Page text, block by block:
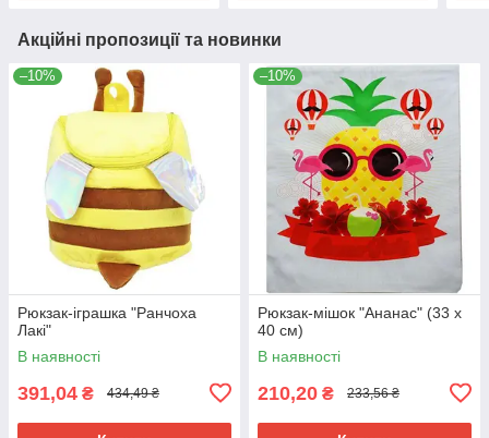
Акційні пропозиції та новинки
–10%
Рюкзак-іграшка "Ранчоха
Лакі"
В наявності
391,04 ₴ 434,49 ₴
–10%
Рюкзак-мішок "Ананас" (33 х
40 см)
В наявності
210,20 ₴ 233,56 ₴